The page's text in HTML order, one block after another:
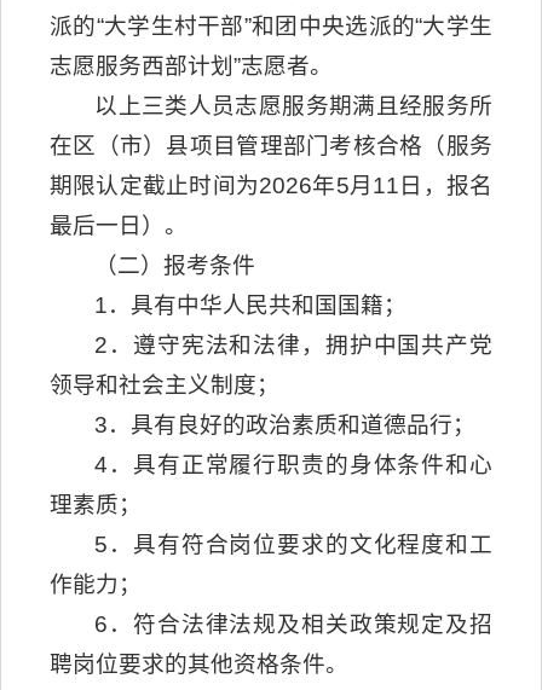
派的“大学生村干部”和团中央选派的“大学生
志愿服务西部计划”志愿者。
以上三类人员志愿服务期满且经服务所
在区（市）县项目管理部门考核合格（服务
期限认定截止时间为2026年5月11日，报名
最后一日）。
（二）报考条件
1．具有中华人民共和国国籍；
2．遵守宪法和法律，拥护中国共产党
领导和社会主义制度；
3．具有良好的政治素质和道德品行；
4．具有正常履行职责的身体条件和心
理素质；
5．具有符合岗位要求的文化程度和工
作能力；
6．符合法律法规及相关政策规定及招
聘岗位要求的其他资格条件。